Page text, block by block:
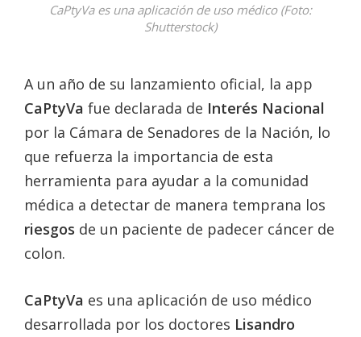
CaPtyVa es una aplicación de uso médico (Foto:
Shutterstock)
A un año de su lanzamiento oficial, la app
CaPtyVa fue declarada de Interés Nacional
por la Cámara de Senadores de la Nación, lo
que refuerza la importancia de esta
herramienta para ayudar a la comunidad
médica a detectar de manera temprana los
riesgos de un paciente de padecer cáncer de
colon.
CaPtyVa es una aplicación de uso médico
desarrollada por los doctores Lisandro